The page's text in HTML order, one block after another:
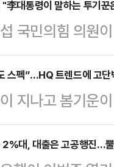
에서도 여당이
머무는 구도가
반복되고 있다.​​
. 그러나 현재
는 길을 선택하
정도로 반…
"李대통령이 말하는 투기
국민의힘 의원
한 전수조사 및
전수조사 1호
북에 "보통 부동
, 이번에는 참
로 지정하라"고
스펙”…HQ 트렌드에 고단
지나고 봄기운
직임이 늘고 있
요가 커지며 건
2%대, 대출은 고공행진…